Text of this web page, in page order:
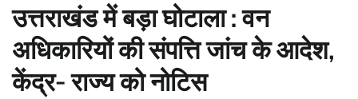
उत्तराखंड में बड़ा घोटाला : वन
अधिकारियों की संपत्ति जांच के आदेश,
केंद्र- राज्य को नोटिस